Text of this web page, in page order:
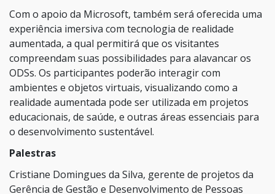
Com o apoio da Microsoft, também será oferecida uma
experiência imersiva com tecnologia de realidade
aumentada, a qual permitirá que os visitantes
compreendam suas possibilidades para alavancar os
ODSs. Os participantes poderão interagir com
ambientes e objetos virtuais, visualizando como a
realidade aumentada pode ser utilizada em projetos
educacionais, de saúde, e outras áreas essenciais para
o desenvolvimento sustentável.
Palestras
Cristiane Domingues da Silva, gerente de projetos da
Gerência de Gestão e Desenvolvimento de Pessoas